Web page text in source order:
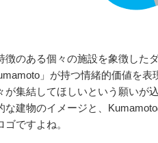
徴のある個々の施設を象徴した
」が持つ情緒的価値を
が集結してほしいという願いが
な建物のイメージと、
ゴですよね。